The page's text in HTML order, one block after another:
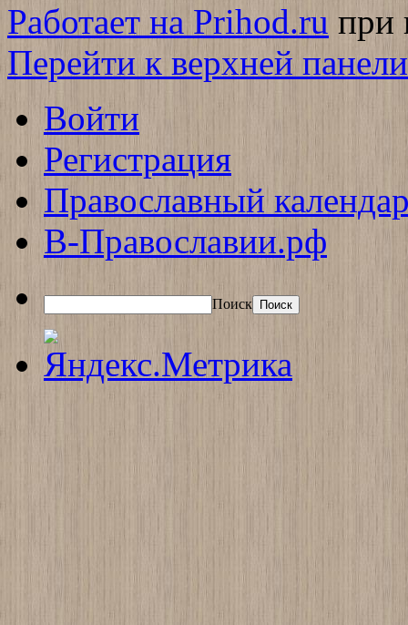
Работает на Prihod.ru при
Перейти к верхней панели
Войти
Регистрация
Православный
В-Православии.рф
Поиск